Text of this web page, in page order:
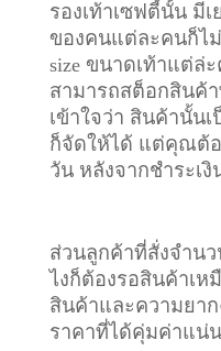
รองเท้าเซฟตี้นั้น มี
ของคนแต่ละคนก็ไ
size ขนาดเท้าแต่ล่
สามารถสต็อกสินค้
เข้าใจว่า สินค้านั้นเ
ก็จัดให้ได้ แต่คุณต้
วัน หลังจากชำระเ
ส่วนลูกค้าที่สั่งจำน
ไงก็ต้องรอสินค้าเ
สินค้าและความยา
ราคาที่ได้คุ่มค่าแน่